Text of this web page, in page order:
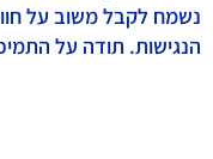
נשמח לקבל משוב על
הנגישות. תודה על